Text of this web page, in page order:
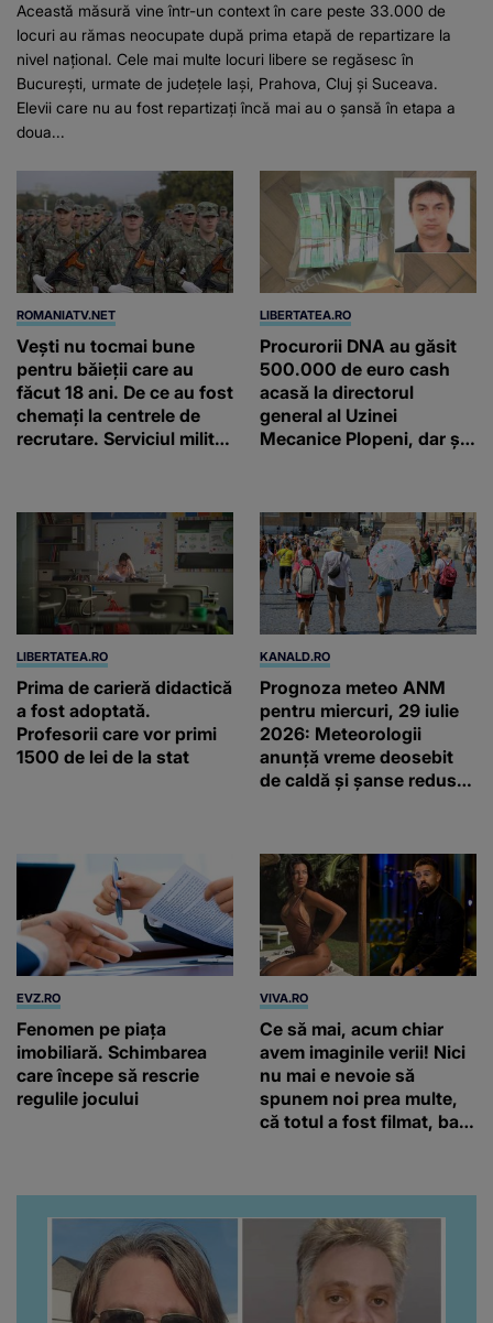
Această măsură vine într-un context în care peste 33.000 de
locuri au rămas neocupate după prima etapă de repartizare la
nivel național. Cele mai multe locuri libere se regăsesc în
București, urmate de județele Iași, Prahova, Cluj și Suceava.
Elevii care nu au fost repartizați încă mai au o șansă în etapa a
doua...
ROMANIATV.NET
Vești nu tocmai bune
pentru băieții care au
făcut 18 ani. De ce au fost
chemați la centrele de
recrutare. Serviciul militar
LIBERTATEA.RO
Procurorii DNA au găsit
500.000 de euro cash
acasă la directorul
general al Uzinei
Mecanice Plopeni, dar și
LIBERTATEA.RO
Prima de carieră didactică
a fost adoptată.
Profesorii care vor primi
1500 de lei de la stat
KANALD.RO
Prognoza meteo ANM
pentru miercuri, 29 iulie
2026: Meteorologii
anunță vreme deosebit
de caldă și șanse reduse
EVZ.RO
Fenomen pe piața
imobiliară. Schimbarea
care începe să rescrie
regulile jocului
VIVA.RO
Ce să mai, acum chiar
avem imaginile verii! Nici
nu mai e nevoie să
spunem noi prea multe,
că totul a fost filmat, ba
da, frumoasa iubită a lui
Florin Ristei e...